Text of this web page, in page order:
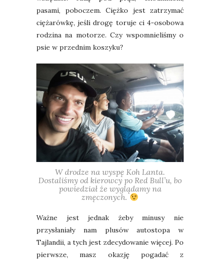
pasami, poboczem. Ciężko jest zatrzymać
ciężarówkę, jeśli drogę toruje ci 4-osobowa
rodzina na motorze. Czy wspomnieliśmy o
psie w przednim koszyku?
W drodze na wyspę Koh Lanta.
Dostaliśmy od kierowcy po Red Bull’u, bo
powiedział że wyglądamy na
zmęczonych.
Ważne jest jednak żeby minusy nie
przysłaniały nam plusów autostopa w
Tajlandii, a tych jest zdecydowanie więcej. Po
pierwsze, masz okazję pogadać z